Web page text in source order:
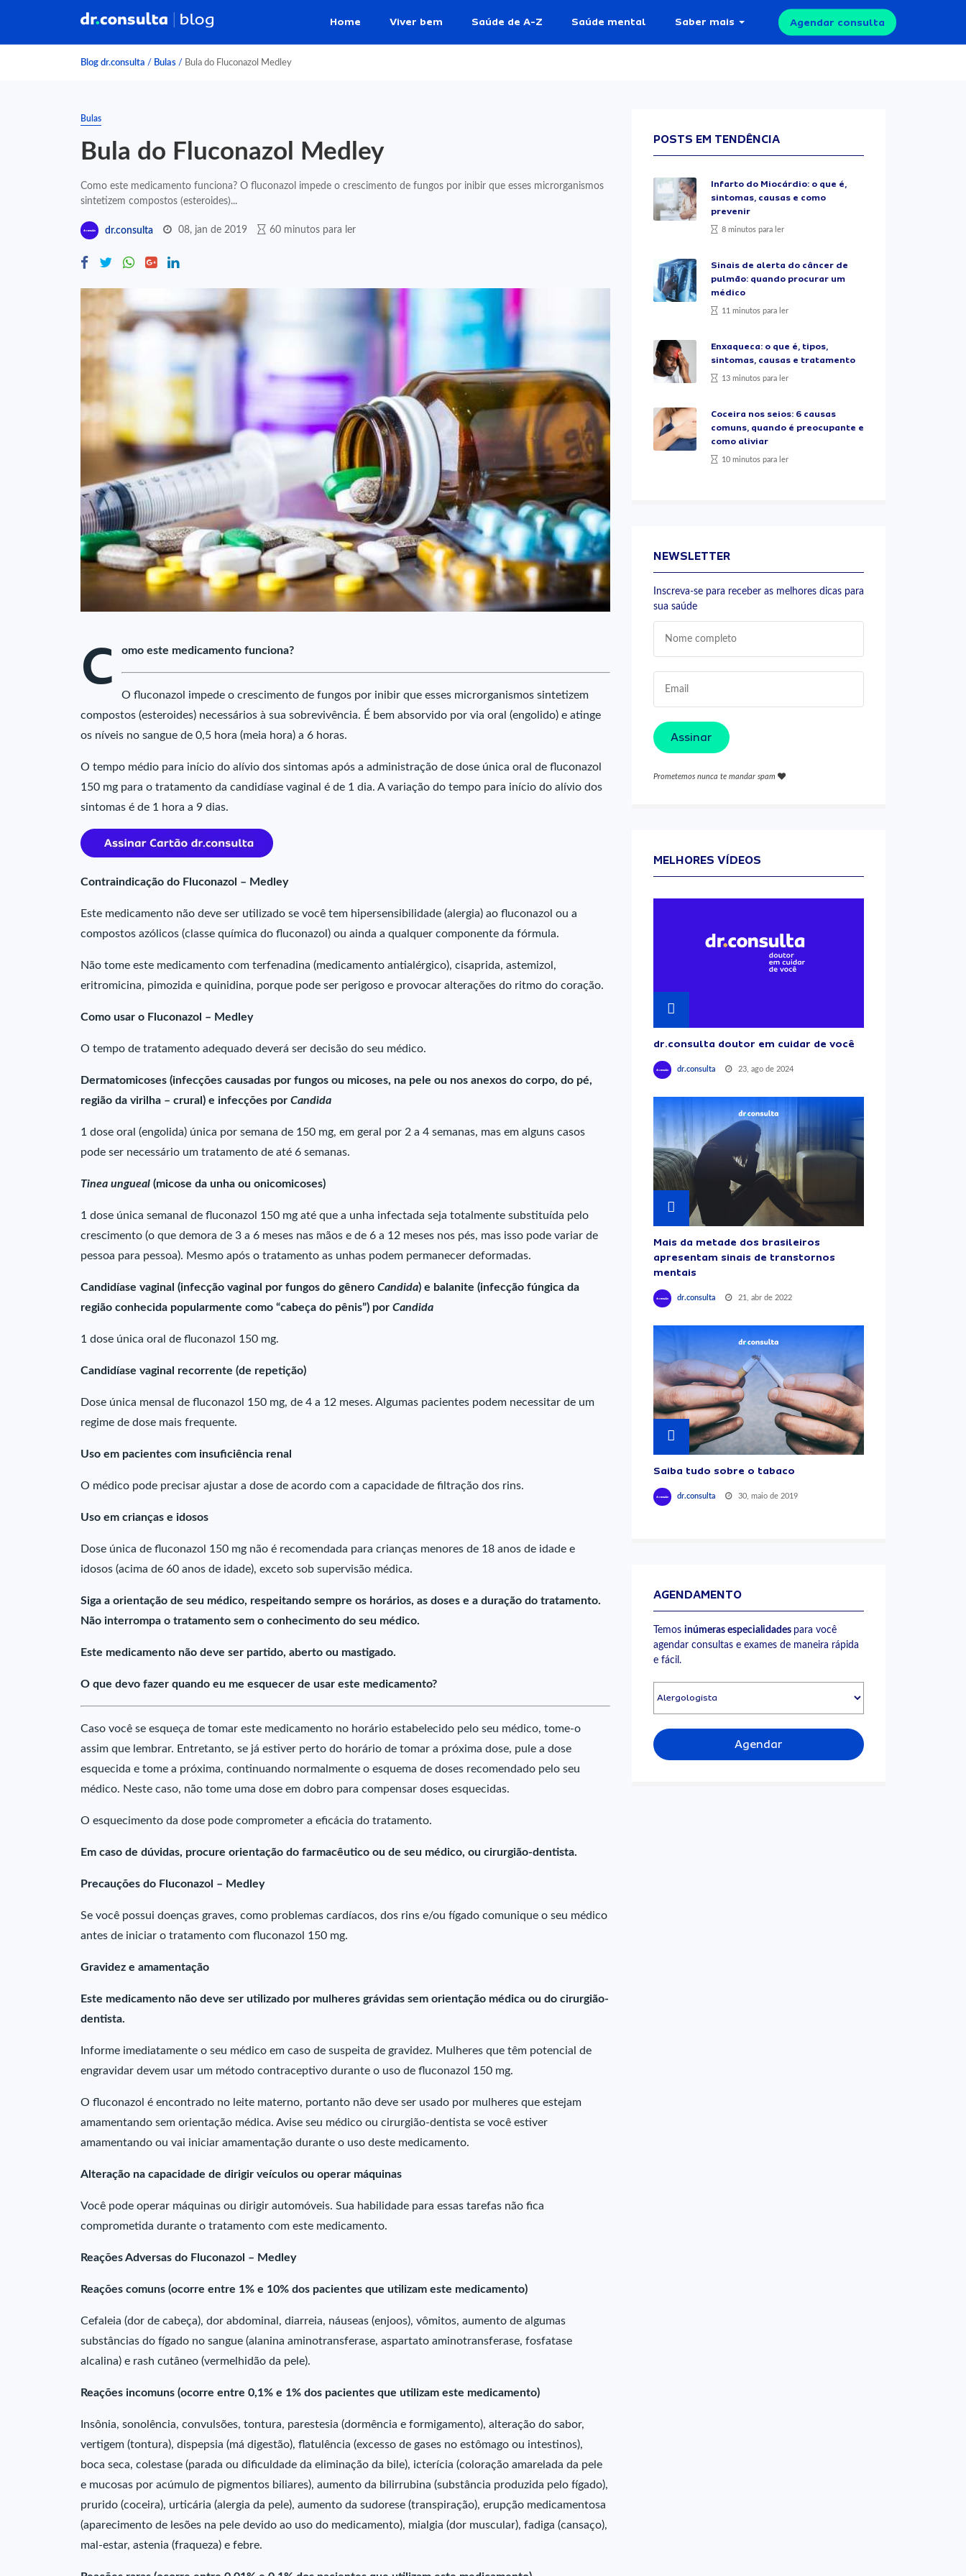
Home Viver bem Saúde de A-Z Saúde mental Saber mais Agendar consulta
Blog dr.consulta / Bulas / Bula do Fluconazol Medley
Bulas
Bula do Fluconazol Medley
Como este medicamento funciona? O fluconazol impede o crescimento de fungos por inibir que esses microrganismos
sintetizem compostos (esteroides)...
dr.consulta 08, jan de 2019 60 minutos para ler
C omo este medicamento funciona?
O fluconazol impede o crescimento de fungos por inibir que esses microrganismos sintetizem
compostos (esteroides) necessários à sua sobrevivência. É bem absorvido por via oral (engolido) e atinge
os níveis no sangue de 0,5 hora (meia hora) a 6 horas.
O tempo médio para início do alívio dos sintomas após a administração de dose única oral de fluconazol
150 mg para o tratamento da candidíase vaginal é de 1 dia. A variação do tempo para início do alívio dos
sintomas é de 1 hora a 9 dias.
Contraindicação do Fluconazol – Medley
Este medicamento não deve ser utilizado se você tem hipersensibilidade (alergia) ao fluconazol ou a
compostos azólicos (classe química do fluconazol) ou ainda a qualquer componente da fórmula.
Não tome este medicamento com terfenadina (medicamento antialérgico), cisaprida, astemizol,
eritromicina, pimozida e quinidina, porque pode ser perigoso e provocar alterações do ritmo do coração.
Como usar o Fluconazol – Medley
O tempo de tratamento adequado deverá ser decisão do seu médico.
Dermatomicoses (infecções causadas por fungos ou micoses, na pele ou nos anexos do corpo, do pé,
região da virilha – crural) e infecções por Candida
1 dose oral (engolida) única por semana de 150 mg, em geral por 2 a 4 semanas, mas em alguns casos
pode ser necessário um tratamento de até 6 semanas.
Tinea ungueal (micose da unha ou onicomicoses)
1 dose única semanal de fluconazol 150 mg até que a unha infectada seja totalmente substituída pelo
crescimento (o que demora de 3 a 6 meses nas mãos e de 6 a 12 meses nos pés, mas isso pode variar de
pessoa para pessoa). Mesmo após o tratamento as unhas podem permanecer deformadas.
Candidíase vaginal (infecção vaginal por fungos do gênero Candida) e balanite (infecção fúngica da
região conhecida popularmente como “cabeça do pênis”) por Candida
1 dose única oral de fluconazol 150 mg.
Candidíase vaginal recorrente (de repetição)
Dose única mensal de fluconazol 150 mg, de 4 a 12 meses. Algumas pacientes podem necessitar de um
regime de dose mais frequente.
Uso em pacientes com insuficiência renal
O médico pode precisar ajustar a dose de acordo com a capacidade de filtração dos rins.
Uso em crianças e idosos
Dose única de fluconazol 150 mg não é recomendada para crianças menores de 18 anos de idade e
idosos (acima de 60 anos de idade), exceto sob supervisão médica.
Siga a orientação de seu médico, respeitando sempre os horários, as doses e a duração do tratamento.
Não interrompa o tratamento sem o conhecimento do seu médico.
Este medicamento não deve ser partido, aberto ou mastigado.
O que devo fazer quando eu me esquecer de usar este medicamento?
Caso você se esqueça de tomar este medicamento no horário estabelecido pelo seu médico, tome-o
assim que lembrar. Entretanto, se já estiver perto do horário de tomar a próxima dose, pule a dose
esquecida e tome a próxima, continuando normalmente o esquema de doses recomendado pelo seu
médico. Neste caso, não tome uma dose em dobro para compensar doses esquecidas.
O esquecimento da dose pode comprometer a eficácia do tratamento.
Em caso de dúvidas, procure orientação do farmacêutico ou de seu médico, ou cirurgião-dentista.
Precauções do Fluconazol – Medley
Se você possui doenças graves, como problemas cardíacos, dos rins e/ou fígado comunique o seu médico
antes de iniciar o tratamento com fluconazol 150 mg.
Gravidez e amamentação
Este medicamento não deve ser utilizado por mulheres grávidas sem orientação médica ou do cirurgião-
dentista.
Informe imediatamente o seu médico em caso de suspeita de gravidez. Mulheres que têm potencial de
engravidar devem usar um método contraceptivo durante o uso de fluconazol 150 mg.
O fluconazol é encontrado no leite materno, portanto não deve ser usado por mulheres que estejam
amamentando sem orientação médica. Avise seu médico ou cirurgião-dentista se você estiver
amamentando ou vai iniciar amamentação durante o uso deste medicamento.
Alteração na capacidade de dirigir veículos ou operar máquinas
Você pode operar máquinas ou dirigir automóveis. Sua habilidade para essas tarefas não fica
comprometida durante o tratamento com este medicamento.
Reações Adversas do Fluconazol – Medley
Reações comuns (ocorre entre 1% e 10% dos pacientes que utilizam este medicamento)
Cefaleia (dor de cabeça), dor abdominal, diarreia, náuseas (enjoos), vômitos, aumento de algumas
substâncias do fígado no sangue (alanina aminotransferase, aspartato aminotransferase, fosfatase
alcalina) e rash cutâneo (vermelhidão da pele).
Reações incomuns (ocorre entre 0,1% e 1% dos pacientes que utilizam este medicamento)
Insônia, sonolência, convulsões, tontura, parestesia (dormência e formigamento), alteração do sabor,
vertigem (tontura), dispepsia (má digestão), flatulência (excesso de gases no estômago ou intestinos),
boca seca, colestase (parada ou dificuldade da eliminação da bile), icterícia (coloração amarelada da pele
e mucosas por acúmulo de pigmentos biliares), aumento da bilirrubina (substância produzida pelo fígado),
prurido (coceira), urticária (alergia da pele), aumento da sudorese (transpiração), erupção medicamentosa
(aparecimento de lesões na pele devido ao uso do medicamento), mialgia (dor muscular), fadiga (cansaço),
mal-estar, astenia (fraqueza) e febre.
POSTS EM TENDÊNCIA
Infarto do Miocárdio: o que é,
sintomas, causas e como
prevenir
8 minutos para ler
Sinais de alerta do câncer de
pulmão: quando procurar um
médico
11 minutos para ler
Enxaqueca: o que é, tipos,
sintomas, causas e tratamento
13 minutos para ler
Coceira nos seios: 6 causas
comuns, quando é preocupante e
como aliviar
10 minutos para ler
NEWSLETTER
Inscreva-se para receber as melhores dicas para
sua saúde
Assinar
Prometemos nunca te mandar spam
MELHORES VÍDEOS
dr.consulta doutor em cuidar de você
dr.consulta 23, ago de 2024
Mais da metade dos brasileiros
apresentam sinais de transtornos
mentais
dr.consulta 21, abr de 2022
Saiba tudo sobre o tabaco
dr.consulta 30, maio de 2019
AGENDAMENTO
Temos inúmeras especialidades para você
agendar consultas e exames de maneira rápida
e fácil.
Agendar